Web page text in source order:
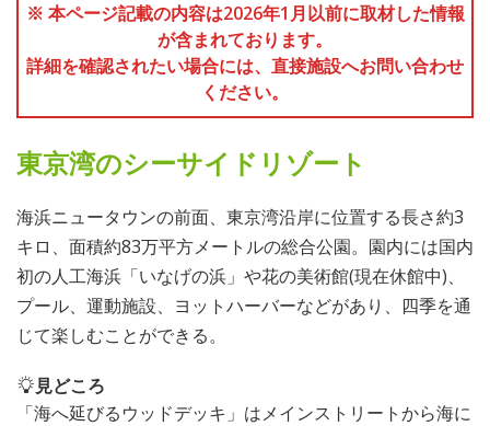
※ 本ページ記載の内容は2026年1月以前に取材した情報
が含まれております。
詳細を確認されたい場合には、直接施設へお問い合わせ
ください。
東京湾のシーサイドリゾート
海浜ニュータウンの前面、東京湾沿岸に位置する長さ約3
キロ、面積約83万平方メートルの総合公園。園内には国内
初の人工海浜「いなげの浜」や花の美術館(現在休館中)、
プール、運動施設、ヨットハーバーなどがあり、四季を通
じて楽しむことができる。
見どころ
「海へ延びるウッドデッキ」はメインストリートから海に